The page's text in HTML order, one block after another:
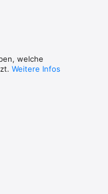
welche
Weitere Infos